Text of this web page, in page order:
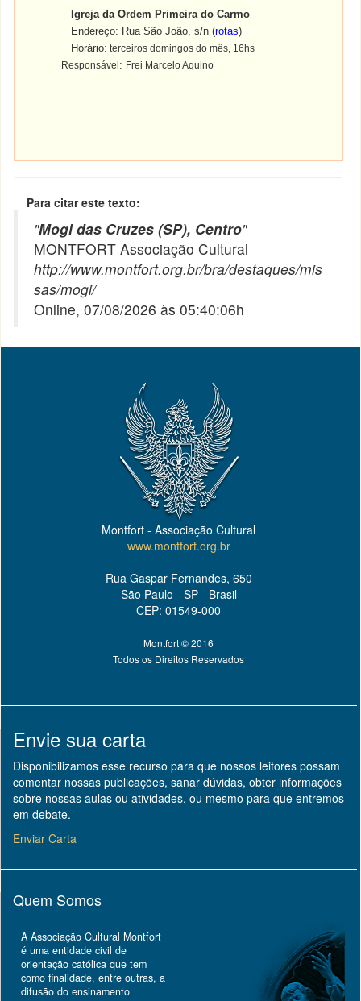
Igreja da Ordem Primeira do Carmo
Endereço: Rua São João, s/n (rotas)
Horário: terceiros domingos do mês, 16hs
Responsável : Frei Marcelo Aquino
Para citar este texto:
"Mogi das Cruzes (SP), Centro"
MONTFORT Associação Cultural
http://www.montfort.org.br/bra/destaques/mis
sas/mogi/
Online, 07/08/2026 às 05:40:06h
Montfort - Associação Cultural
www.montfort.org.br
Rua Gaspar Fernandes, 650
São Paulo - SP - Brasil
CEP: 01549-000
Montfort © 2016
Todos os Direitos Reservados
Envie sua carta
Disponibilizamos esse recurso para que nossos leitores possam
comentar nossas publicações, sanar dúvidas, obter informações
sobre nossas aulas ou atividades, ou mesmo para que entremos
em debate.
Enviar Carta
Quem Somos
A Associação Cultural Montfort
é uma entidade civil de
orientação católica que tem
como finalidade, entre outras, a
difusão do ensinamento